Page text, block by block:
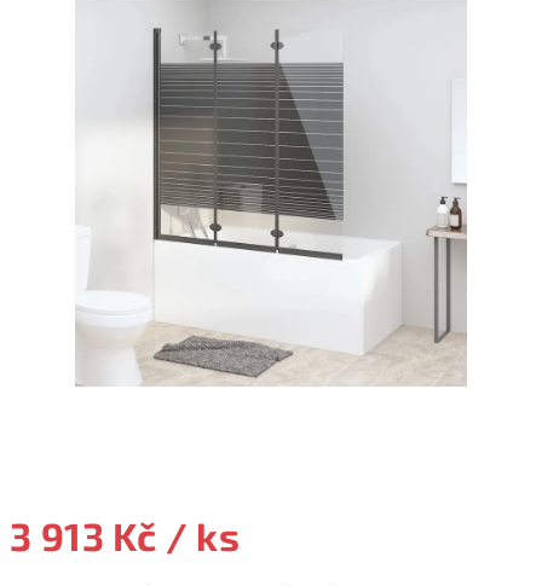
3 913 Kč / ks
hvězdiček.